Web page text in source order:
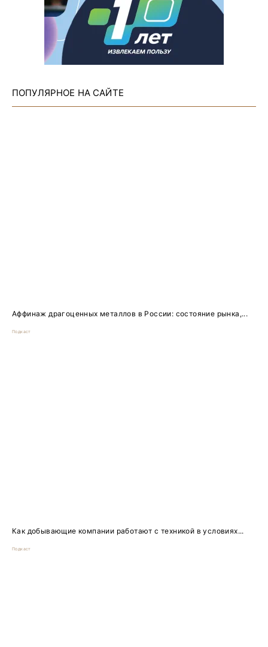
ПОПУЛЯРНОЕ НА САЙТЕ
Аффинаж драгоценных металлов в России: состояние рынка,...
Подкаст
Как добывающие компании работают с техникой в условиях...
Подкаст